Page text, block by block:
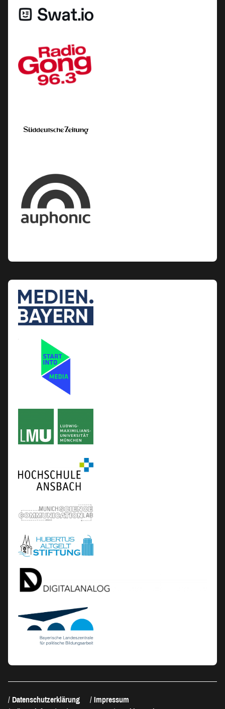
Datenschutzerklärung
Impressum